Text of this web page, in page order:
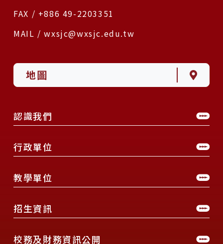
FAX / +886 49-2203351
MAIL / wxsjc@wxsjc.edu.tw
地圖
認識我們
行政單位
教學單位
招生資訊
校務及財務資訊公開